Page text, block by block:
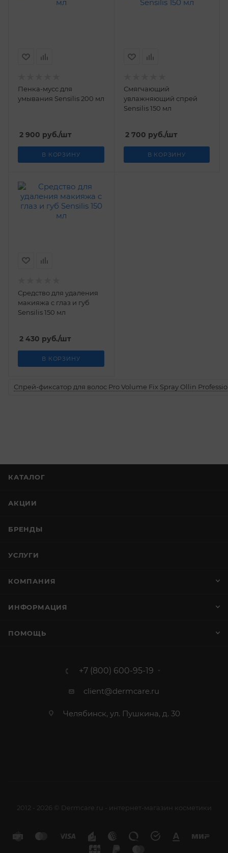
Пенка-мусс для
умывания Sensilis 200 мл
2 900 руб./шт
В КОРЗИНУ
Смягчающий
увлажняющий спрей
Sensilis 150 мл
2 700 руб./шт
В КОРЗИНУ
Средство для удаления
макияжа с глаз и губ
Sensilis 150 мл
2 430 руб./шт
В КОРЗИНУ
Спрей-фиксатор для волос Pro Volume Fix Spray Ollin
КАТАЛОГ
АКЦИИ
БРЕНДЫ
УСЛУГИ
КОМПАНИЯ
ИНФОРМАЦИЯ
ПОМОЩЬ
+7 (800) 600-95-19
client@dermcare.ru
Челябинск, ул. Пушкина, д. 30
2012 - 2026 © Dermcare.ru - интернет-магазин косметики